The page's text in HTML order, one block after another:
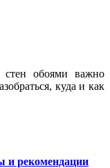
стен обоями важно
куда и как
и рекомендации